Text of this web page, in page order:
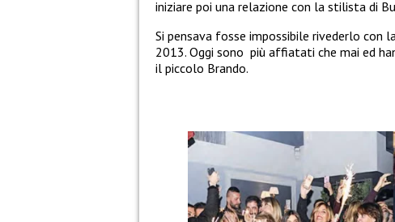
iniziare poi una relazione con la stilista di
Si pensava fosse impossibile rivederlo con
2013. Oggi sono più affiatati che mai ed
il piccolo Brando.